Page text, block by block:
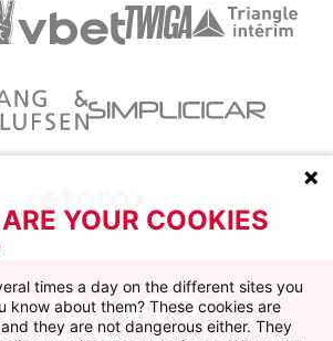
YOUR COOKIES
times a day on the different sites you
know about them? These cookies are
they are not dangerous either. They